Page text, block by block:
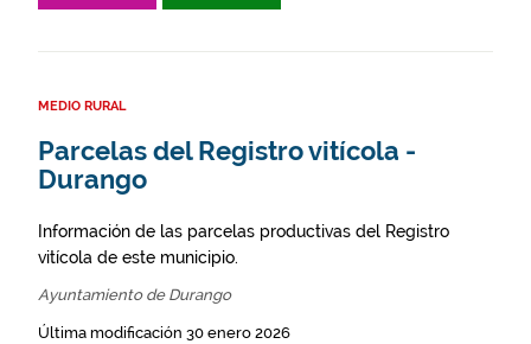
MEDIO RURAL
Parcelas del Registro vitícola -
Durango
Información de las parcelas productivas del Registro
vitícola de este municipio.
Ayuntamiento de Durango
Última modificación 30 enero 2026